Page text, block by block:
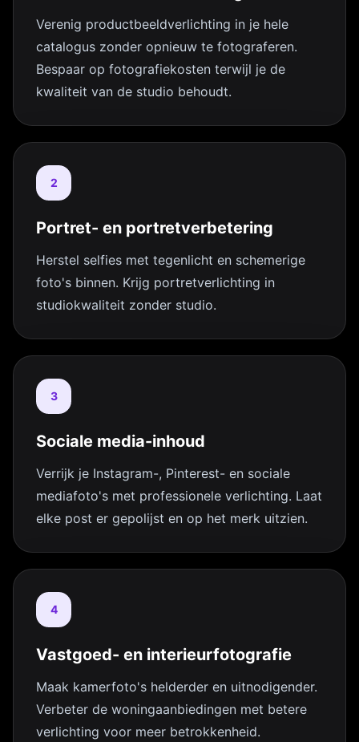
Verenig productbeeldverlichting in je hele
catalogus zonder opnieuw te fotograferen.
Bespaar op fotografiekosten terwijl je de
kwaliteit van de studio behoudt.
2
Portret- en portretverbetering
Herstel selfies met tegenlicht en schemerige
foto's binnen. Krijg portretverlichting in
studiokwaliteit zonder studio.
3
Sociale media-inhoud
Verrijk je Instagram-, Pinterest- en sociale
mediafoto's met professionele verlichting. Laat
elke post er gepolijst en op het merk uitzien.
4
Vastgoed- en interieurfotografie
Maak kamerfoto's helderder en uitnodigender.
Verbeter de woningaanbiedingen met betere
verlichting voor meer betrokkenheid.